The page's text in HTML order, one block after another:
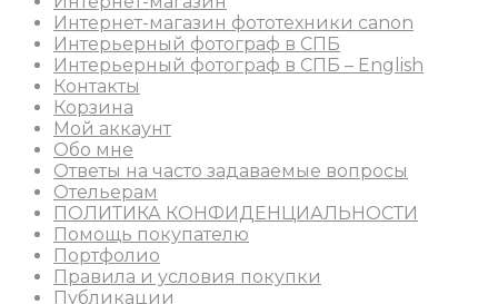
Интернет-магазин фототехники canon
Интерьерный фотограф в СПБ
Интерьерный фотограф в СПБ – English
Контакты
Корзина
Мой аккаунт
Обо мне
Ответы на часто задаваемые вопросы
Отельерам
ПОЛИТИКА КОНФИДЕНЦИАЛЬНОСТИ
Помощь покупателю
Портфолио
Правила и условия покупки
Публикации